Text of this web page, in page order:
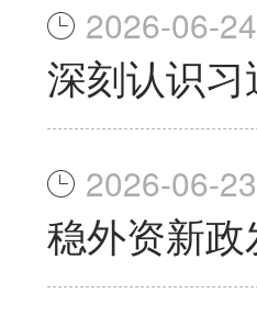
2026-06-24
深刻认识
2026-06-23
稳外资新